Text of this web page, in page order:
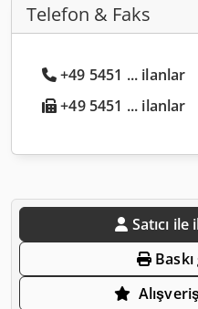
Telefon & Faks
+49 5451 ... ilanlar
+49 5451 ... ilanlar
Satıcı